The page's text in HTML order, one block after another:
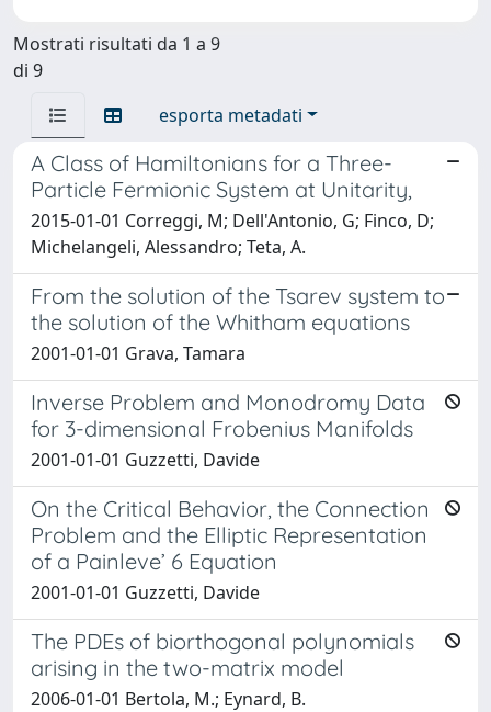
Mostrati risultati da 1 a 9
di 9
esporta metadati
A Class of Hamiltonians for a Three-
Particle Fermionic System at Unitarity,
2015-01-01 Correggi, M; Dell'Antonio, G; Finco, D;
Michelangeli, Alessandro; Teta, A.
From the solution of the Tsarev system to
the solution of the Whitham equations
2001-01-01 Grava, Tamara
Inverse Problem and Monodromy Data
for 3-dimensional Frobenius Manifolds
2001-01-01 Guzzetti, Davide
On the Critical Behavior, the Connection
Problem and the Elliptic Representation
of a Painleve’ 6 Equation
2001-01-01 Guzzetti, Davide
The PDEs of biorthogonal polynomials
arising in the two-matrix model
2006-01-01 Bertola, M.; Eynard, B.